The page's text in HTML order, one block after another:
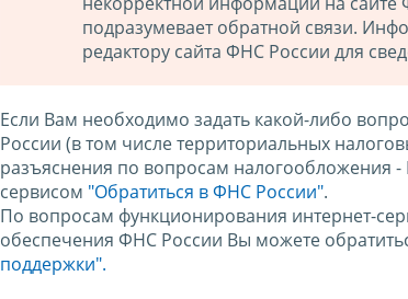
подразумевает обратной связи.
редактору сайта ФНС России для
Если Вам необходимо задать какой-либо
России (в том числе территориальных
разъяснения по вопросам налогообложения -
сервисом "Обратиться в ФНС России".
По вопросам функционирования интернет-
обеспечения ФНС России Вы можете
поддержки".